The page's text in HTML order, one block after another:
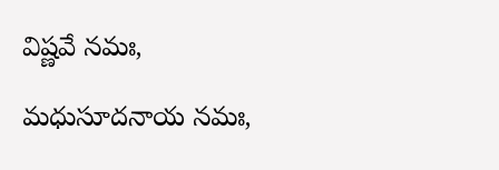
విష్ణవే నమః,
మధుసూదనాయ నమః,